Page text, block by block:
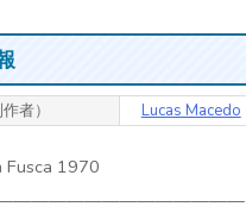
者） Lucas Macedo
Fusca 1970